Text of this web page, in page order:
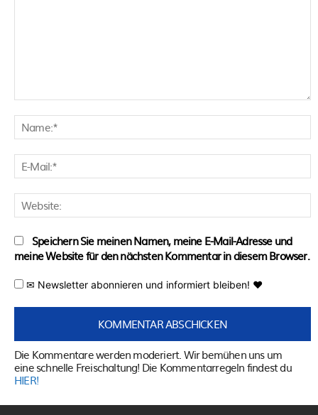
Speichern Sie meinen Namen, meine E-Mail-Adresse und
meine Website für den nächsten Kommentar in diesem Browser.
✉ Newsletter abonnieren und informiert bleiben! ♥
Die Kommentare werden moderiert. Wir bemühen uns um
eine schnelle Freischaltung! Die Kommentarregeln findest du
HIER!